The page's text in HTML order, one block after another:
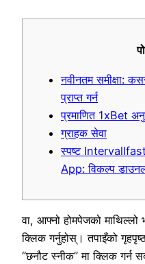
नवीनतम समीक्षा:
प्राप्त गर्न
प्रमाणित 1xBet
ग्राहक सेवा
स्पष्ट
App: विकल्प
वा, आफ्नो होमपेजको माथिल्लो
क्लिक गर्नुहोस्। तपाइँको
“छनौट स्नीक” मा क्लिक गर्न